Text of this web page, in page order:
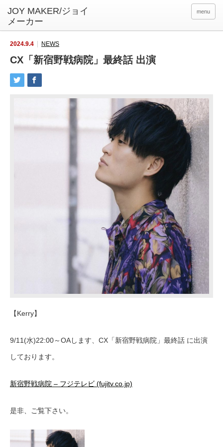
menu
2024.9.4 NEWS
CX「新宿野戦病院」最終話 出演
【Kerry】
9/11(水)22:00～OAします、CX「新宿野戦病院」最終話 に出演
しております。
新宿野戦病院 – フジテレビ (fujitv.co.jp)
是非、ご覧下さい。